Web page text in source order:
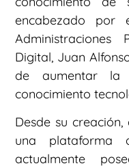
encabezado por
Administraciones
Digital, Juan
de aumentar la
conocimiento
Desde su
una plataforma
actualmente